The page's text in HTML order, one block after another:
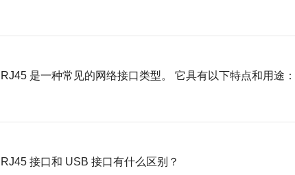
RJ45 是一种常见的网络接口类型。 它具有以下特点和用途：
RJ45 接口和 USB 接口有什么区别？